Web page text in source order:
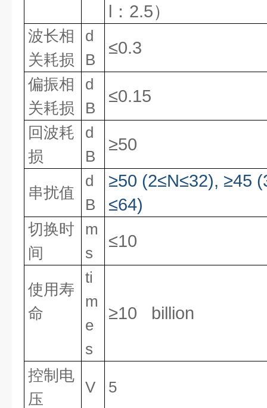
l： 2.5）
波长相
关耗损
d
B
≤0.3
偏振相
关耗损
d
B
≤0.15
回波耗
损
d
B
≥50
串扰值
d
B
≥50 (2≤N≤32), ≥45
≤64)
切换时
间
m
s
≤10
使用寿
命
ti
m
e
s
≥10 billion
控制电
压
V 5